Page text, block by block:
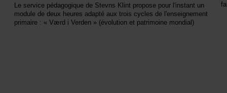
Le service pédagogique de Stevns Klint propose pour l'instant un
module de deux heures adapté aux trois cycles de l'enseignement
primaire : « Værd i Verden » (évolution et patrimoine mondial)